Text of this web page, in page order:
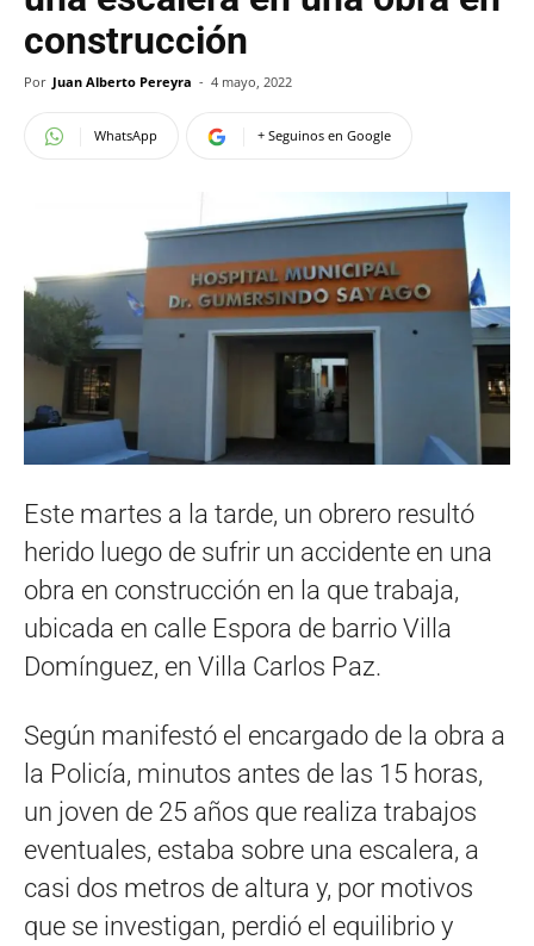
construcción
Por Juan Alberto Pereyra - 4 mayo, 2022
WhatsApp + Seguinos en Google
Este martes a la tarde, un obrero resultó
herido luego de sufrir un accidente en una
obra en construcción en la que trabaja,
ubicada en calle Espora de barrio Villa
Domínguez, en Villa Carlos Paz.
Según manifestó el encargado de la obra a
la Policía, minutos antes de las 15 horas,
un joven de 25 años que realiza trabajos
eventuales, estaba sobre una escalera, a
casi dos metros de altura y, por motivos
que se investigan, perdió el equilibrio y